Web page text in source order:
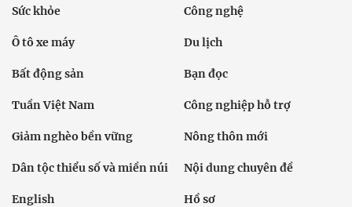
Sức khỏe Công nghệ
Ô tô xe máy Du lịch
Bất động sản Bạn đọc
Tuần Việt Nam Công nghiệp hỗ trợ
Giảm nghèo bền vững Nông thôn mới
Dân tộc thiểu số và miền núi Nội dung chuyên đề
English Hồ sơ